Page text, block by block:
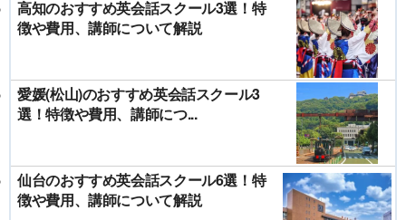
高知のおすすめ英会話スクール3選！特
徴や費用、講師について解説
愛媛(松山)のおすすめ英会話スクール3
選！特徴や費用、講師につ...
仙台のおすすめ英会話スクール6選！特
徴や費用、講師について解説